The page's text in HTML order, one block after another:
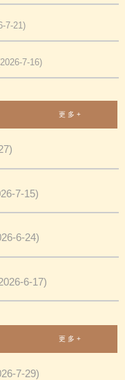
7-21)
7-16)
更 多 +
7-15)
6-24)
6-17)
更 多 +
7-29)